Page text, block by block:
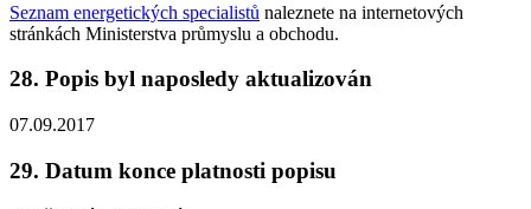
Seznam energetických specialistů naleznete na internetových
stránkách Ministerstva průmyslu a obchodu.
28. Popis byl naposledy aktualizován
07.09.2017
29. Datum konce platnosti popisu